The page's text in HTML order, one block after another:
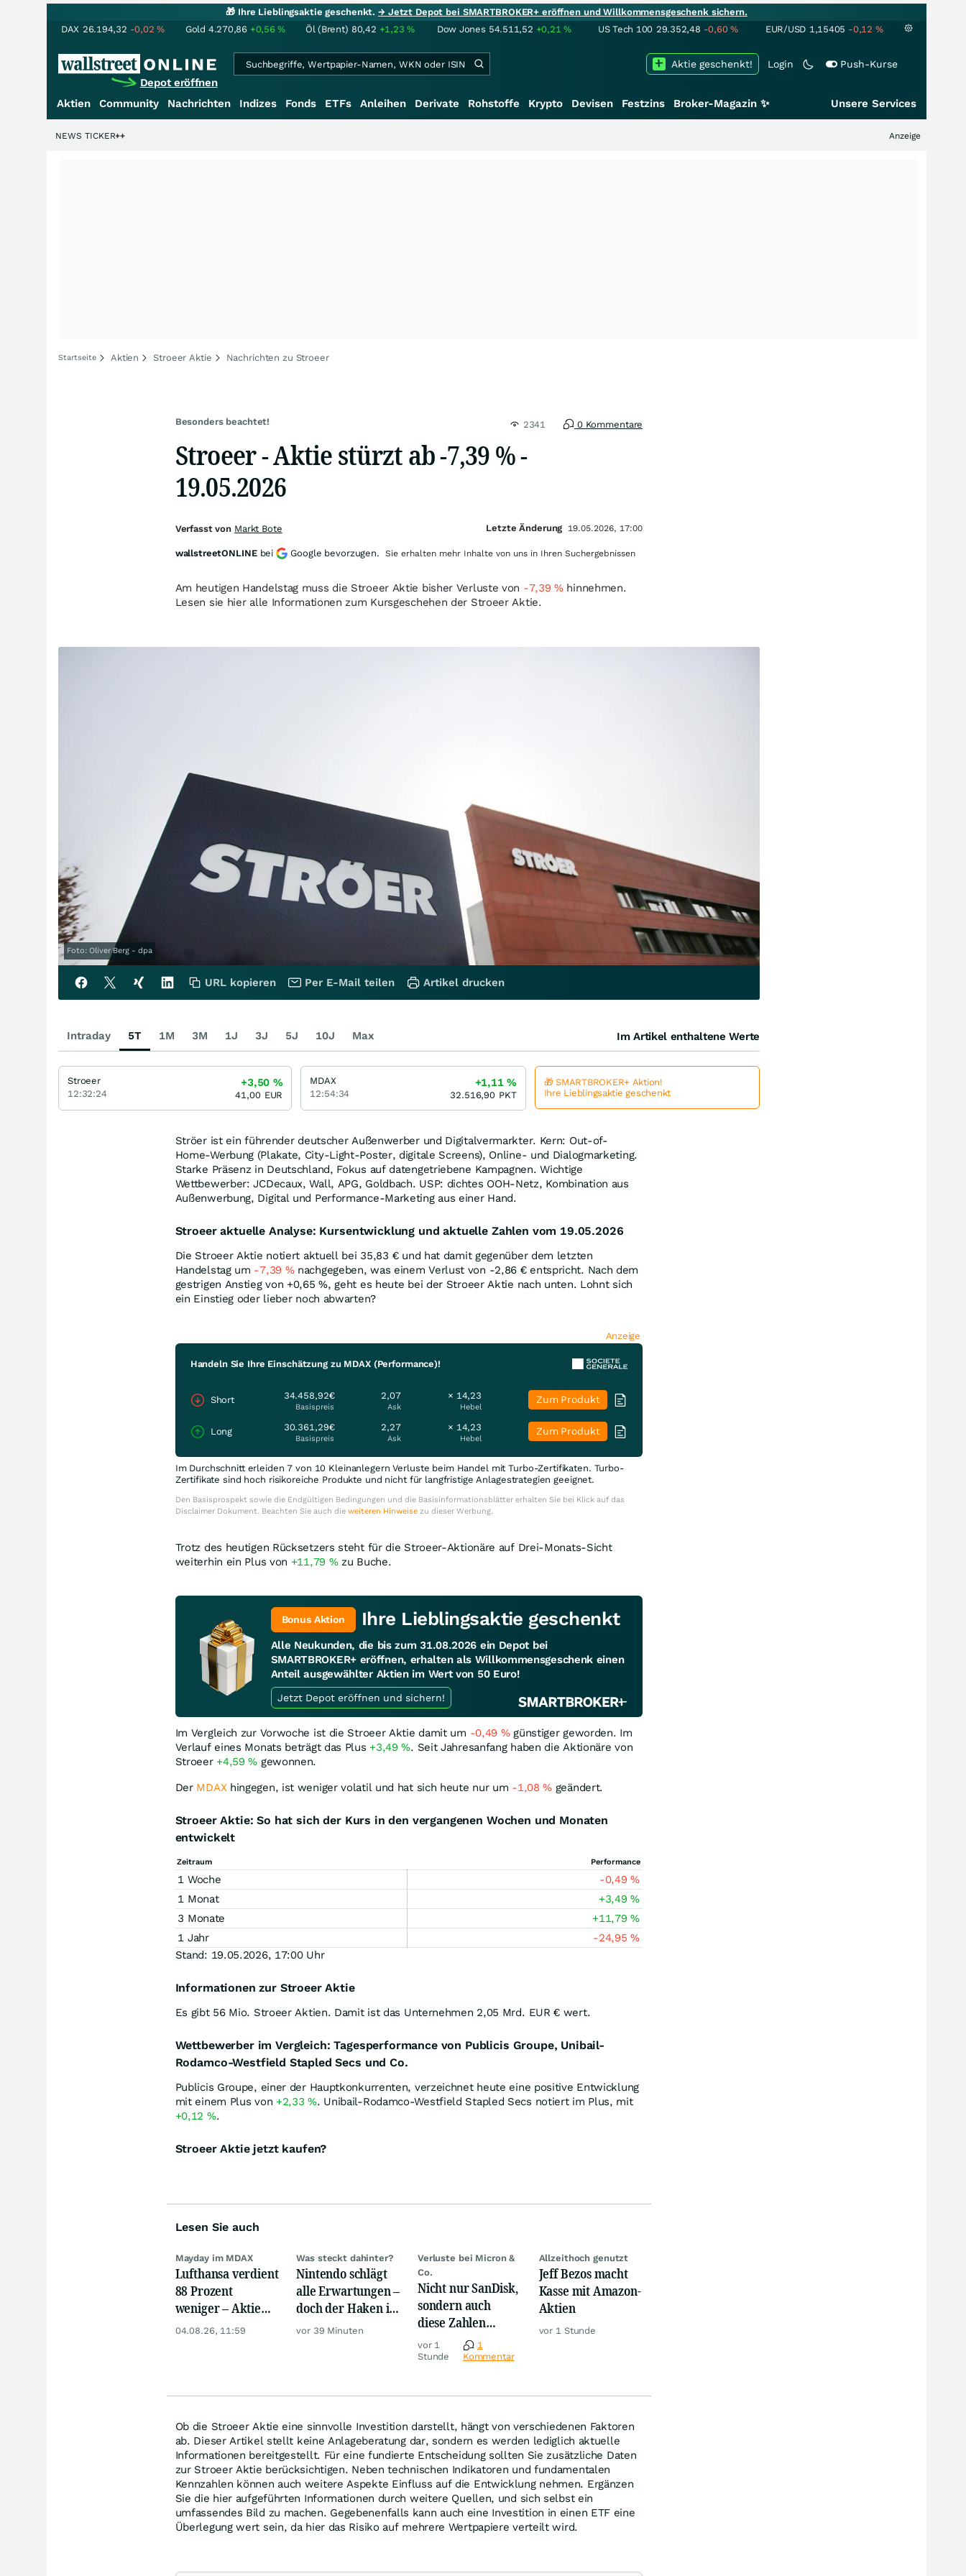
🎁 Ihre Lieblingsaktie geschenkt.→ Jetzt Depot bei SMARTBROKER+ eröffnen und Willkommensgeschenk sichern.
DAX 26.194,32 -0,02% Gold 4.270,86 +0,56% Öl (Brent) 80,42 +1,23% Dow Jones 54.511,52 +0,21% US Tech 100 29.352,48 -0,60% EUR/USD 1,15405 -0,12 %
Depot eröffnen
Login Push-Kurse
Aktie geschenkt!
Aktien Community Nachrichten Indizes Fonds ETFs Anleihen Derivate Rohstoffe Krypto Devisen Festzins Broker-Magazin ✨ Unsere Services
+++ Anzeige
NEWS TICKER
Startseite Aktien Stroeer Aktie Nachrichten zu Stroeer
Besonders beachtet! 2341 0 Kommentare
Stroeer - Aktie stürzt ab -7,39 % -
19.05.2026
Am heutigen Handelstag muss die Stroeer Aktie bisher Verluste von -7,39%hinnehmen.
Lesen sie hier alle Informationen zum Kursgeschehen der Stroeer Aktie.
Foto: Oliver Berg - dpa
Ströer ist ein führender deutscher Außenwerber und Digitalvermarkter. Kern: Out-of-
Home-Werbung (Plakate, City-Light-Poster, digitale Screens), Online- und Dialogmarketing.
Starke Präsenz in Deutschland, Fokus auf datengetriebene Kampagnen. Wichtige
Wettbewerber: JCDecaux, Wall, APG, Goldbach. USP: dichtes OOH-Netz, Kombination aus
Außenwerbung, Digital und Performance-Marketing aus einer Hand.
Stroeer aktuelle Analyse: Kursentwicklung und aktuelle Zahlen vom 19.05.2026
Die Stroeer Aktie notiert aktuell bei 35,83 €und hat damit gegenüber dem letzten
Handelstag um -7,39 %nachgegeben, was einem Verlust von -2,86 €entspricht. Nach dem
gestrigen Anstieg von +0,65%, geht es heute bei der Stroeer Aktie nach unten. Lohnt sich
ein Einstieg oder lieber noch abwarten?
Anzeige
Handeln Sie Ihre Einschätzung zu MDAX (Performance)!
Short 34.458,92€
Basispreis
2,07
Ask
× 14,23
Hebel
Zum Produkt
Long 30.361,29€
Basispreis
2,27
Ask
× 14,23
Hebel
Zum Produkt
Im Durchschnitt erleiden 7 von 10 Kleinanlegern Verluste beim Handel mit Turbo-Zertifikaten. Turbo-
Zertifikate sind hoch risikoreiche Produkte und nicht für langfristige Anlagestrategien geeignet.
Den Basisprospekt sowie die Endgültigen Bedingungen und die Basisinformationsblätter erhalten Sie bei Klick auf das
Disclaimer Dokument. Beachten Sie auch die weiteren Hinweisezu dieser Werbung.
Trotz des heutigen Rücksetzers steht für die Stroeer-Aktionäre auf Drei-Monats-Sicht
weiterhin ein Plus von +11,79 %zu Buche.
Bonus Aktion Ihre Lieblingsaktie geschenkt
Alle Neukunden, die bis zum 31.08.2026 ein Depot bei
SMARTBROKER+ eröffnen, erhalten als Willkommensgeschenk einen
Anteil ausgewählter Aktien im Wert von 50 Euro!
Jetzt Depot eröffnen und sichern!
Im Vergleich zur Vorwoche ist die Stroeer Aktie damit um -0,49 %günstiger geworden. Im
Verlauf eines Monats beträgt das Plus +3,49%. Seit Jahresanfang haben die Aktionäre von
Stroeer +4,59% gewonnen.
Der MDAXhingegen, ist weniger volatil und hat sich heute nur um -1,08% geändert.
Stroeer Aktie: So hat sich der Kurs in den vergangenen Wochen und Monaten
entwickelt
Zeitraum Performance
1 Woche -0,49%
1 Monat
+3,49%
3 Monate
+11,79%
1 Jahr
-24,95%
Stand: 19.05.2026, 17:00 Uhr
Informationen zur Stroeer Aktie
Es gibt 56 Mio. Stroeer Aktien. Damit ist das Unternehmen 2,05 Mrd. EUR € wert.
Wettbewerber im Vergleich: Tagesperformance von Publicis Groupe, Unibail-
Rodamco-Westfield Stapled Secs und Co.
Publicis Groupe, einer der Hauptkonkurrenten, verzeichnet heute eine positive Entwicklung
mit einem Plus von +2,33%. Unibail-Rodamco-Westfield Stapled Secs notiert im Plus, mit
+0,12 %.
Stroeer Aktie jetzt kaufen?
Lesen Sie auch
Mayday im MDAX
Lufthansa verdient
88 Prozent
weniger – Aktie
crasht zweistellig
04.08.26, 11:59
Was steckt dahinter?
Nintendo schlägt
alle Erwartungen –
doch der Haken ist
gewaltig
vor 39 Minuten
Verluste bei Micron &
Co.
Nicht nur SanDisk,
sondern auch
diese Zahlen
sorgen jetzt für
Ärger!
vor 1
Stunde
1
Kommentar
Allzeithoch genutzt
Jeff Bezos macht
Kasse mit Amazon-
Aktien
vor 1 Stunde
Ob die Stroeer Aktie eine sinnvolle Investition darstellt, hängt von verschiedenen Faktoren
ab. Dieser Artikel stellt keine Anlageberatung dar, sondern es werden lediglich aktuelle
Informationen bereitgestellt. Für eine fundierte Entscheidung sollten Sie zusätzliche Daten
zur Stroeer Aktie berücksichtigen. Neben technischen Indikatoren und fundamentalen
Kennzahlen können auch weitere Aspekte Einfluss auf die Entwicklung nehmen. Ergänzen
Sie die hier aufgeführten Informationen durch weitere Quellen, und sich selbst ein
umfassendes Bild zu machen. Gegebenenfalls kann auch eine Investition in einen ETF eine
Überlegung wert sein, da hier das Risiko auf mehrere Wertpapiere verteilt wird.
Verfasst von Markt Bote Letzte Änderung 19.05.2026, 17:00
wallstreetONLINE bei Google bevorzugen. Sie erhalten mehr Inhalte von uns in Ihren Suchergebnissen
URL kopieren Per E-Mail teilen Artikel drucken
Intraday 5T 1M 3M 1J 3J 5J 10J Max Im Artikel enthaltene Werte
Stroeer
12:32:24
+3,50 %
41,00 EUR
MDAX
12:54:34
+1,11 %
32.516,90 PKT
🎁 SMARTBROKER+ Aktion!
Ihre Lieblingsaktie geschenkt